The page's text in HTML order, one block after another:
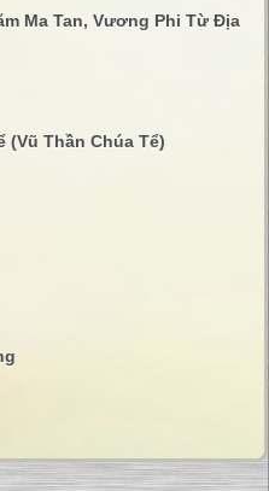
Ma Tan, Vương Phi Từ Địa
(Vũ Thần Chúa Tể)